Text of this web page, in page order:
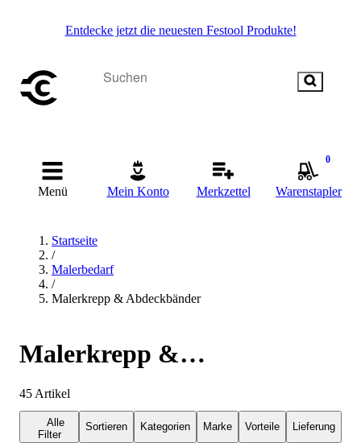
Entdecke jetzt die neuesten Festool Produkte!
Menü Mein Konto Merkzettel
0
Warenstapler
Startseite
/
Malerbedarf
/
Malerkrepp & Abdeckbänder
Malerkrepp &
Abdeckbänder
45 Artikel
Alle
Filter
Sortieren Kategorien Marke Vorteile Lieferung